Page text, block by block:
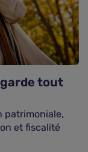
garde tout
patrimoniale,
et fiscalité